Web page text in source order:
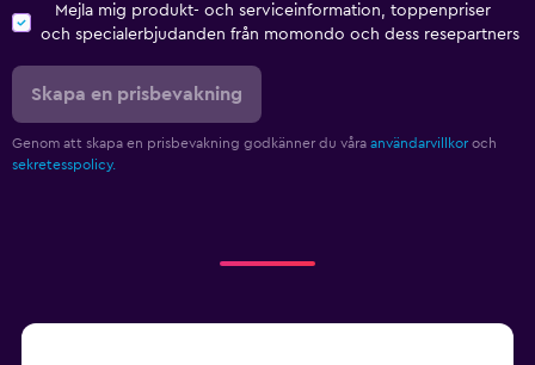
Mejla mig produkt- och serviceinformation, toppenpriser
och specialerbjudanden från momondo och dess resepartners
Skapa en prisbevakning
Genom att skapa en prisbevakning godkänner du våra användarvillkor och
sekretesspolicy.